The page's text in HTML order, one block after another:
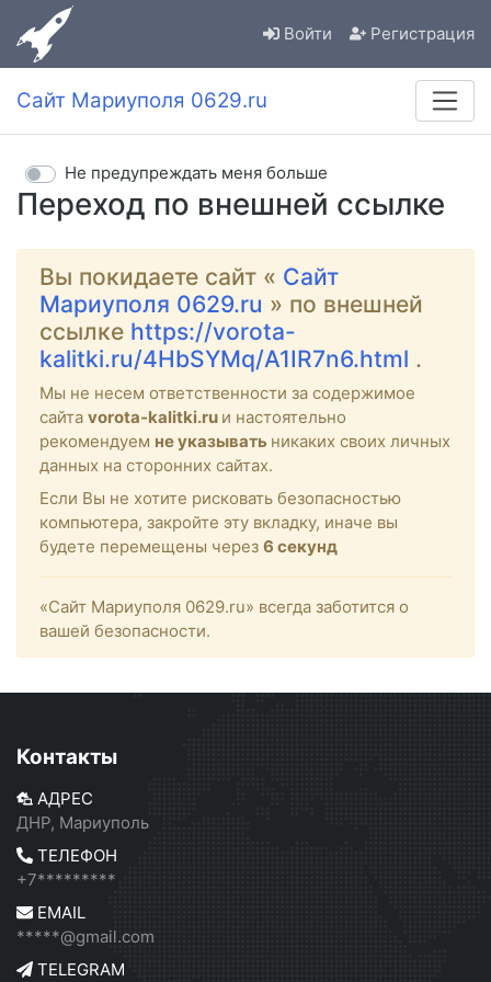
Войти Регистрация
Сайт Мариуполя 0629.ru
Переход по внешней ссылке
Не предупреждать меня больше
Вы покидаете сайт « Сайт
Мариуполя 0629.ru » по внешней
ссылке https://vorota-
kalitki.ru/4HbSYMq/A1IR7n6.html .
Мы не несем ответственности за содержимое
сайта vorota-kalitki.ru и настоятельно
рекомендуем не указывать никаких своих личных
данных на сторонних сайтах.
Если Вы не хотите рисковать безопасностью
компьютера, закройте эту вкладку, иначе вы
будете перемещены через 6 секунд
«Сайт Мариуполя 0629.ru» всегда заботится о
вашей безопасности.
Контакты
АДРЕС
ДНР, Мариуполь
ТЕЛЕФОН
+7*********
EMAIL
*****@gmail.com
TELEGRAM